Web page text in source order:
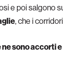
e poi salgono
, che i
sono accorti